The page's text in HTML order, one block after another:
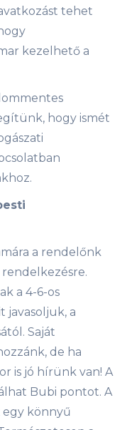
tehet
kezelhető a
hogy ismét
a rendelőnk
a 4-6-os
javasoljuk, a
Saját
de ha
is jó hírünk van! A
Bubi pontot. A
egy könnyű